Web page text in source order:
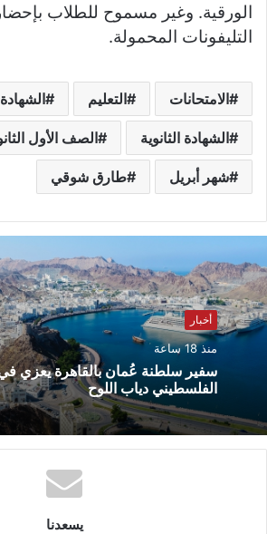
الورقية. وغير مسموح للطلاب
التليفونات المحمولة.
الامتحانات التعليم الشهادة
الشهادة الثانوية الصف الأول
شهر أبريل طارق شوقي
أخبار
منذ 18 ساعة
سفير سلطنة عُمان بالقاهرة يعزي
الفلسطيني دياب اللوح
يسعدنا